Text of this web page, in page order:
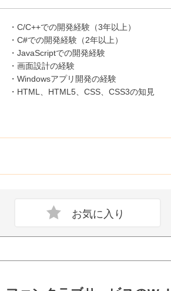
・C/C++での開発経験（3年以上）
・C#での開発経験（2年以上）
・JavaScriptでの開発経験
・画面設計の経験
・Windowsアプリ開発の経験
・HTML、HTML5、CSS、CSS3の知見